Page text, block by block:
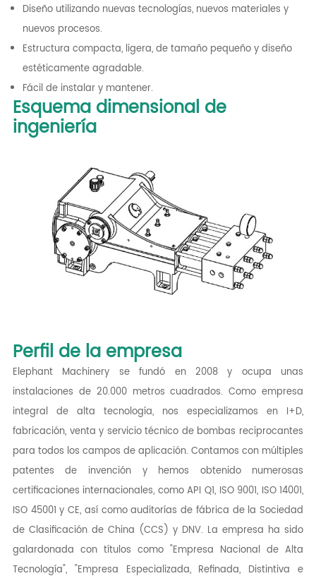
Diseño utilizando nuevas tecnologías, nuevos materiales y
nuevos procesos.
Estructura compacta, ligera, de tamaño pequeño y diseño
estéticamente agradable.
Fácil de instalar y mantener.
Esquema dimensional de
ingeniería
Perfil de la empresa
Elephant Machinery se fundó en 2008 y ocupa unas
instalaciones de 20.000 metros cuadrados. Como empresa
integral de alta tecnología, nos especializamos en I+D,
fabricación, venta y servicio técnico de bombas reciprocantes
para todos los campos de aplicación. Contamos con múltiples
patentes de invención y hemos obtenido numerosas
certificaciones internacionales, como API Q1, ISO 9001, ISO 14001,
ISO 45001 y CE, así como auditorías de fábrica de la Sociedad
de Clasificación de China (CCS) y DNV. La empresa ha sido
galardonada con títulos como "Empresa Nacional de Alta
Tecnología", "Empresa Especializada, Refinada, Distintiva e